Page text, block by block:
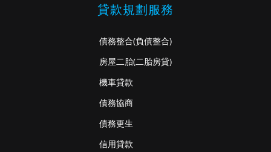
貸款規劃服務
債務整合(負債整合)
房屋二胎(二胎房貸)
機車貸款
債務協商
債務更生
信用貸款